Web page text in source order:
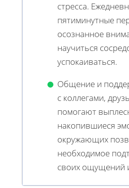
стресса.
пятиминутные
осознанное
научиться
успокаиваться.
Общение и
с коллегами,
помогают
накопившиеся
окружающих
необходимое
своих ощущений